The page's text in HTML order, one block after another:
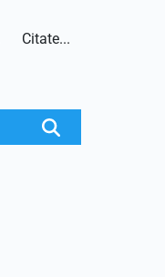
Citate...